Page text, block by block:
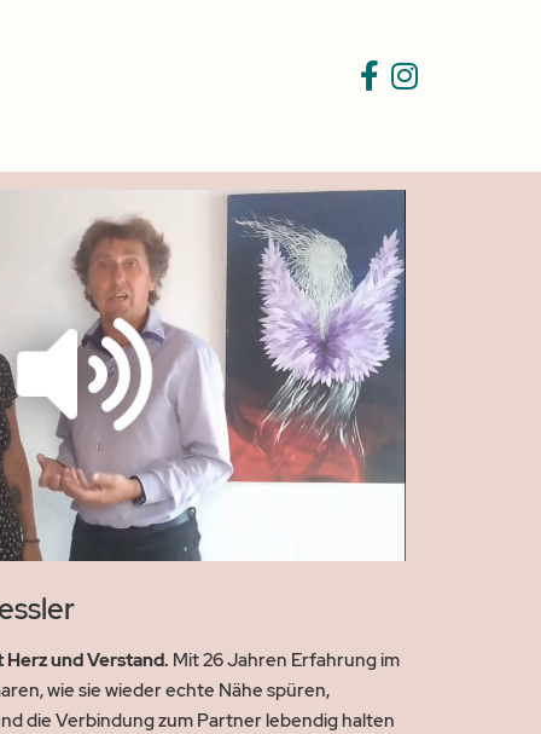
70.70%
Rate
und Verstand. Mit 26 Jahren Erfahrung im
wie sie wieder echte Nähe spüren,
die Verbindung zum Partner lebendig halten